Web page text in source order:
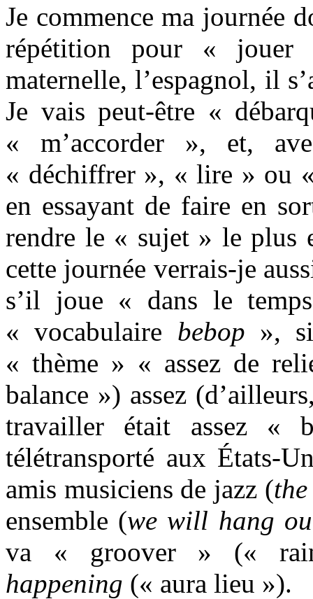
Je commence ma journée
répétition pour « jouer
maternelle, l’espagnol, il
Je vais peut-être «
« m’accorder », et,
« déchiffrer », « lire » ou
en essayant de faire en
rendre le « sujet » le plus
cette journée verrais-je
s’il joue « dans le
« vocabulaire bebop »,
« thème » « assez de
balance ») assez
travailler était assez «
télétransporté aux États-
amis musiciens de jazz (
ensemble (we will hang
va « groover » («
happening (« aura lieu »).